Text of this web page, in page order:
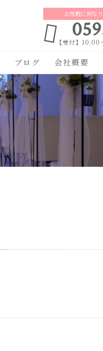
お気軽に何な
【受付】
ブログ 会社概要